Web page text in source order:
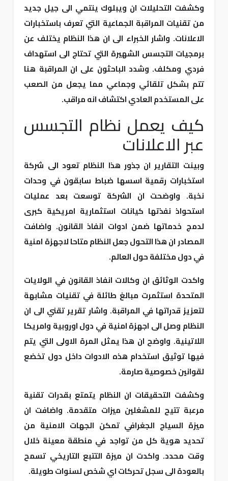
وكشفت التحليلات ان ويبلوك ينتمي الى جيل جديد
من تقنيات المراقبة الجماعية التي تعرف باستخبارات
الاعلانات. واشار الخبراء الى ان هذا النظام يختلف عن
برمجيات التجسس الشهيرة التي تحتاج الى استهداف
فردي ومكلف. وشدد الباحثون على ان المراقبة هنا
تتم بشكل تلقائي وجماعي مما يجعل من الصعب
على المستخدم العادي اكتشاف انه مراقب.
كيف يعمل نظام التجسس
عبر الاعلانات
وبينت التقارير ان جذور هذا النظام تعود الى شركة
استخبارات رقمية اسسها ضباط سابقون في وحدات
نخبة. واوضحت ان الشركة توسعت بعد عمليات
استحواذ نفذتها كيانات استثمارية امريكية كبرى
لدمج خدماتها ضمن ادوات انفاذ القانون. واضافت
المصادر ان هذا التحول جعل النظام متاحا لاجهزة امنية
في دول مختلفة حول العالم.
واكدت الوثائق ان وكالات انفاذ القانون في الولايات
المتحدة استثمرت مبالغ طائلة في تقنيات مشابهة
لتعزيز قدراتها في المراقبة. واشار تقرير تقني الى ان
النظام وصل الى اجهزة امنية في دول اوروبية وامريكا
اللاتينية. واوضح ان هذا يمثل المرة الاولى التي يتم
فيها توثيق استخدام هذه الادوات داخل دول تخضع
لقوانين خصوصية صارمة.
وكشفت التحقيقات ان النظام يتمتع بقدرات تقنية
مرعبة تتيح للمشغلين ميزات متقدمة. واضافت ان
ميزة السياج الجغرافي تمكن الجهات الامنية من
تحديد هوية كل من تواجد في منطقة معينة خلال
وقت محدد. واكدت ان ميزة التتبع التاريخي تسمح
بالعودة الى سجل تحركات اي شخص لسنوات طويلة.